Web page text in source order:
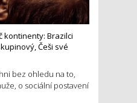
kontinenty: Brazilci
Češi své
bez ohledu na to,
o sociální postavení